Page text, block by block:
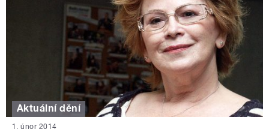
Aktuální dění
1. únor 2014